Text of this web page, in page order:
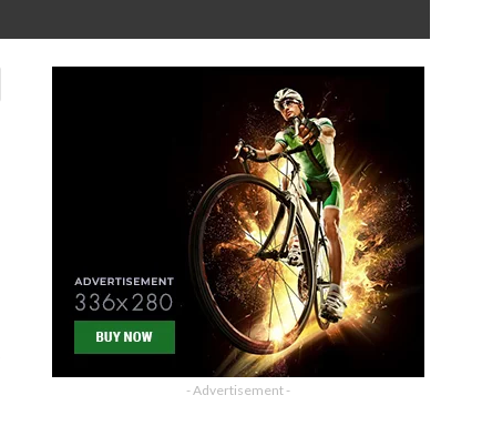
- Advertisement -